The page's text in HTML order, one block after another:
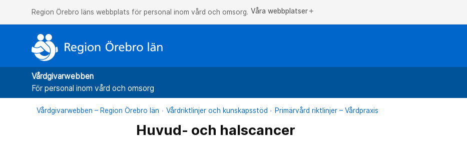
Region Örebro läns webbplats för personal inom vård och omsorg. Våra webbplatser add
Vårdgivarwebben
För personal inom vård och omsorg
Vårdgivarwebben – Region Örebro län Vårdriktlinjer och kunskapsstöd Primärvård riktlinjer – Vårdpraxis
Huvud- och halscancer